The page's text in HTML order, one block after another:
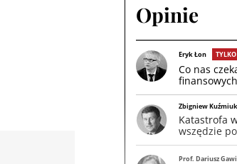
Opinie
Eryk Łon
Co nas
Zbigniew
Katastrofa
wszędzie
Prof. Dariusz